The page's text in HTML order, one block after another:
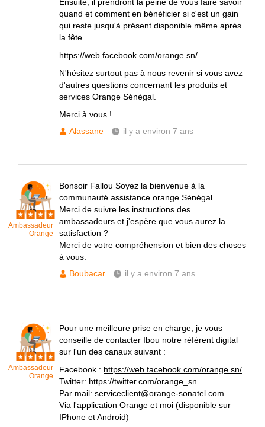
quand et comment en bénéficier si c'est un gain
qui reste jusqu'à présent disponible même après
la fête.
https://web.facebook.com/orange.sn/
N'hésitez surtout pas à nous revenir si vous avez
d'autres questions concernant les produits et
services Orange Sénégal.
Merci à vous !
Alassane
il y a environ 7 ans
Ambassadeur
Orange
Bonsoir Fallou Soyez la bienvenue à la
communauté assistance orange Sénégal.
Merci de suivre les instructions des
ambassadeurs et j'espère que vous aurez la
satisfaction ?
Merci de votre compréhension et bien des choses
à vous.
Boubacar
il y a environ 7 ans
Ambassadeur
Orange
Pour une meilleure prise en charge, je vous
conseille de contacter Ibou notre référent digital
sur l'un des canaux suivant :
Facebook : https://web.facebook.com/orange.sn/
Twitter: https://twitter.com/orange_sn
Par mail: serviceclient@orange-sonatel.com
Via l'application Orange et moi (disponible sur
IPhone et Android)